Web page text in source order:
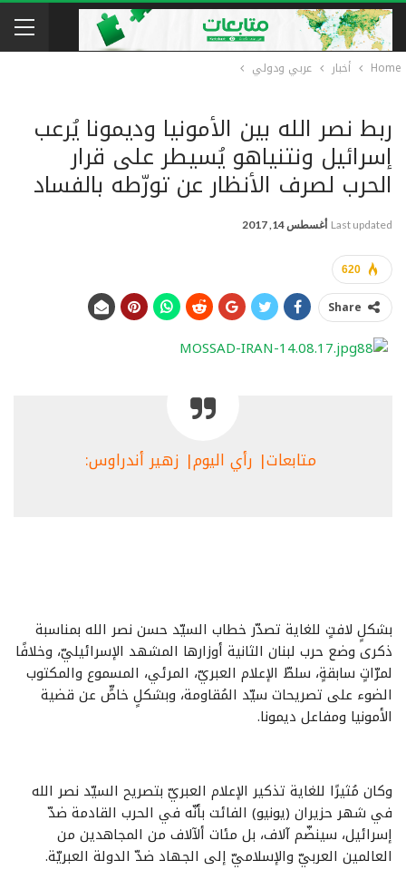
Home أخبار عربي ودولي
ربط نصر الله بين الأمونيا وديمونا يُرعب
إسرائيل ونتنياهو يُسيطر على قرار
الحرب لصرف الأنظار عن تورّطه بالفساد
Last updated أغسطس 14, 2017
620
Share
متابعات| رأي اليوم| زهير أندراوس:
بشكلٍ لافتٍ للغاية تصدّر خطاب السيّد حسن نصر الله بمناسبة
ذكرى وضع حرب لبنان الثانية أوزارها المشهد الإسرائيليّ، وخلافًا
لمرّاتٍ سابقةٍ، سلطّ الإعلام العبريّ، المرئي، المسموع والمكتوب
الضوء على تصريحات سيّد المُقاومة، وبشكلٍ خاصٍّ عن قضية
الأمونيا ومفاعل ديمونا.
وكان مُثيرًا للغاية تذكير الإعلام العبريّ بتصريح السيّد نصر الله
في شهر حزيران (يونيو) الفائت بأنّه في الحرب القادمة ضدّ
إسرائيل، سينضّم آلاف، بل مئات ألآلاف من المجاهدين من
العالمين العربيّ والإسلاميّ إلى الجهاد ضدّ الدولة العبريّة.